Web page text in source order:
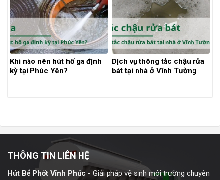
Khi nào nên hút hố ga định
kỳ tại Phúc Yên?
Dịch vụ thông tắc chậu rửa
bát tại nhà ở Vĩnh Tường
THÔNG TIN LIÊN HỆ
Hút Bể Phốt Vĩnh Phúc - Giải pháp vệ sinh môi trường chuyên